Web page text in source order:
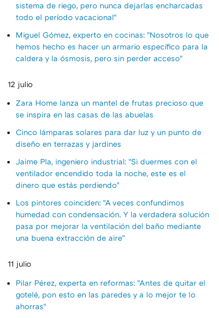
sistema de riego, pero nunca dejarlas encharcadas
todo el período vacacional"
Miguel Gómez, experto en cocinas: "Nosotros lo que
hemos hecho es hacer un armario específico para la
caldera y la ósmosis, pero sin perder acceso"
12 julio
Zara Home lanza un mantel de frutas precioso que
se inspira en las casas de las abuelas
Cinco lámparas solares para dar luz y un punto de
diseño en terrazas y jardines
Jaime Pla, ingeniero industrial: "Si duermes con el
ventilador encendido toda la noche, este es el
dinero que estás perdiendo"
Los pintores coinciden: "A veces confundimos
humedad con condensación. Y la verdadera solución
pasa por mejorar la ventilación del baño mediante
una buena extracción de aire"
11 julio
Pilar Pérez, experta en reformas: "Antes de quitar el
gotelé, pon esto en las paredes y a lo mejor te lo
ahorras"